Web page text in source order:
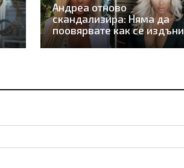
Андреа отново
скандализира: Няма да
поовярвате как се издъни